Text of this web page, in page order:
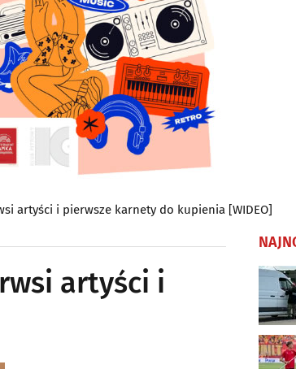
artyści i pierwsze karnety do kupienia [WIDEO]
artyści i